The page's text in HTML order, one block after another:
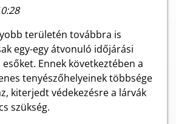
területén továbbra is
egy-egy átvonuló időjárási
Ennek következtében a
tenyészőhelyeinek többsége
kiterjedt védekezésre a lárvák
szükség.